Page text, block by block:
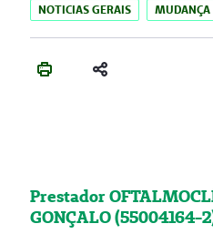
NOTICIAS GERAIS MUDANÇA
Prestador
GONÇALO (55004164-